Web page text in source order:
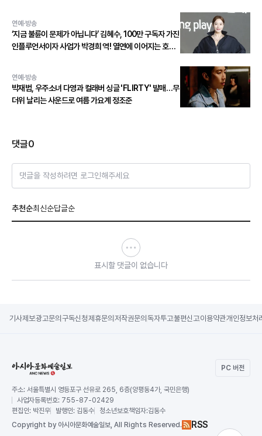
연예·방송
‘지금 불륜이 문제가 아닙니다’ 김혜수, 100만 구독자 가진
인플루언서이자 사업가 박경희 역! 열연에 이어지는 호평
연예·방송
박재범, 우주소녀 다영과 컬래버 싱글 'FLIRTY' 발매…무
더위 날리는 사운드로 여름 가요계 정조준
댓글0
댓글을 작성하려면 로그인해주세요
추천순최신순답글순
표시할 댓글이 없습니다
기사제보광고문의 구독신청제휴문의 저작권문의 독자투고불편신고이용약관개인정보처
PC 버전
주소: 서울특별시 영등포구 선유로 265, 6층(양평동4가, 국민은행)
사업자등록번호: 755-87-02429
편집인: 박진우 발행인: 김동수 청소년보호책임자:김동수
Copyright by 아시아문화예술일보, All Rights Reserved. RSS